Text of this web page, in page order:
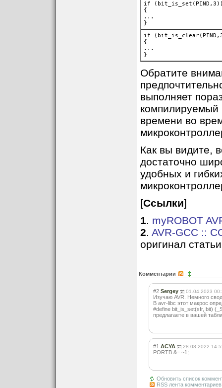
if
{
...
}
if
{
...
}
Обратите
выполняет
компилируемый
времени во
Как вы видите,
достаточно
удобных и
[Ссылки]
1. myROBOT
2. AVR-GCC ::
оригинал
Комментарии
#2 Sergey 01.04.2023
Изучаю AVR. Немного
В avr-libc этот макрос
#define bit_is_set(sfr, bit)
предлагаете в вашей
#1 ACYA 28.08.2022
PORTB &= ~1;
Обновить список
RSS лента